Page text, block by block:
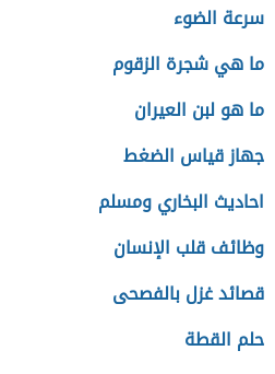
سرعة الضوء
ما هي شجرة الزقوم
ما هو لبن العيران
جهاز قياس الضغط
احاديث البخاري ومسلم
وظائف قلب الإنسان
قصائد غزل بالفصحى
حلم القطة